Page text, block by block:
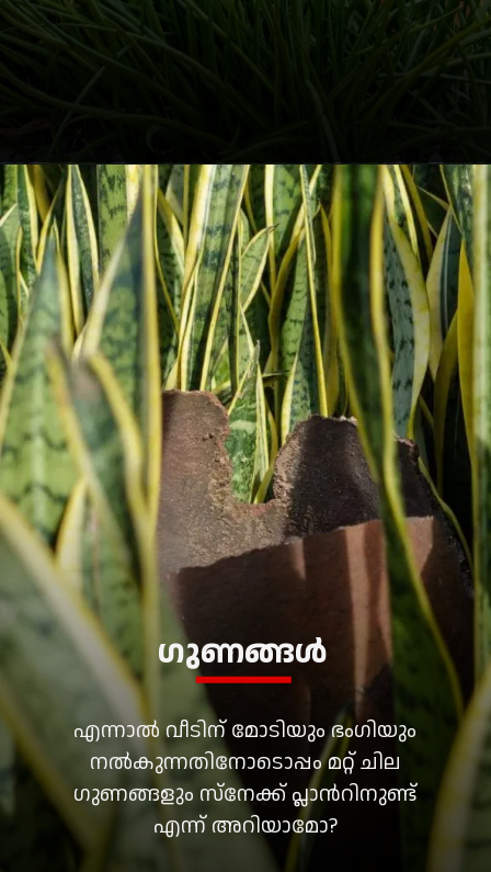
എന്നാൽ വീടിന് മോടിയും ഭംഗിയും
നൽകുന്നതിനോടൊപ്പം മറ്റ് ചില
ഗുണങ്ങളും സ്നേക്ക് പ്ലാന്‍റിനുണ്ട്
എന്ന് അറിയാമോ?
ഗുണങ്ങൾ